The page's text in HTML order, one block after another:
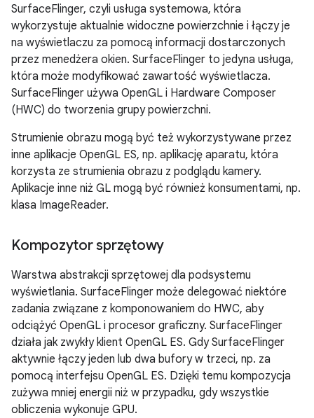
SurfaceFlinger, czyli usługa systemowa, która
wykorzystuje aktualnie widoczne powierzchnie i łączy je
na wyświetlaczu za pomocą informacji dostarczonych
przez menedżera okien. SurfaceFlinger to jedyna usługa,
która może modyfikować zawartość wyświetlacza.
SurfaceFlinger używa OpenGL i Hardware Composer
(HWC) do tworzenia grupy powierzchni.
Strumienie obrazu mogą być też wykorzystywane przez
inne aplikacje OpenGL ES, np. aplikację aparatu, która
korzysta ze strumienia obrazu z podglądu kamery.
Aplikacje inne niż GL mogą być również konsumentami, np.
klasa ImageReader.
Kompozytor sprzętowy
Warstwa abstrakcji sprzętowej dla podsystemu
wyświetlania. SurfaceFlinger może delegować niektóre
zadania związane z komponowaniem do HWC, aby
odciążyć OpenGL i procesor graficzny. SurfaceFlinger
działa jak zwykły klient OpenGL ES. Gdy SurfaceFlinger
aktywnie łączy jeden lub dwa bufory w trzeci, np. za
pomocą interfejsu OpenGL ES. Dzięki temu kompozycja
zużywa mniej energii niż w przypadku, gdy wszystkie
obliczenia wykonuje GPU.